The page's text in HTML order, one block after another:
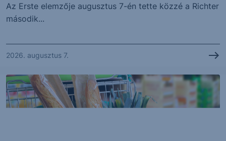
Az Erste elemzője augusztus 7-én tette közzé a Richter
második...
2026. augusztus 7.